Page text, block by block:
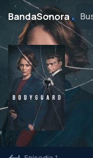
BandaSonora․